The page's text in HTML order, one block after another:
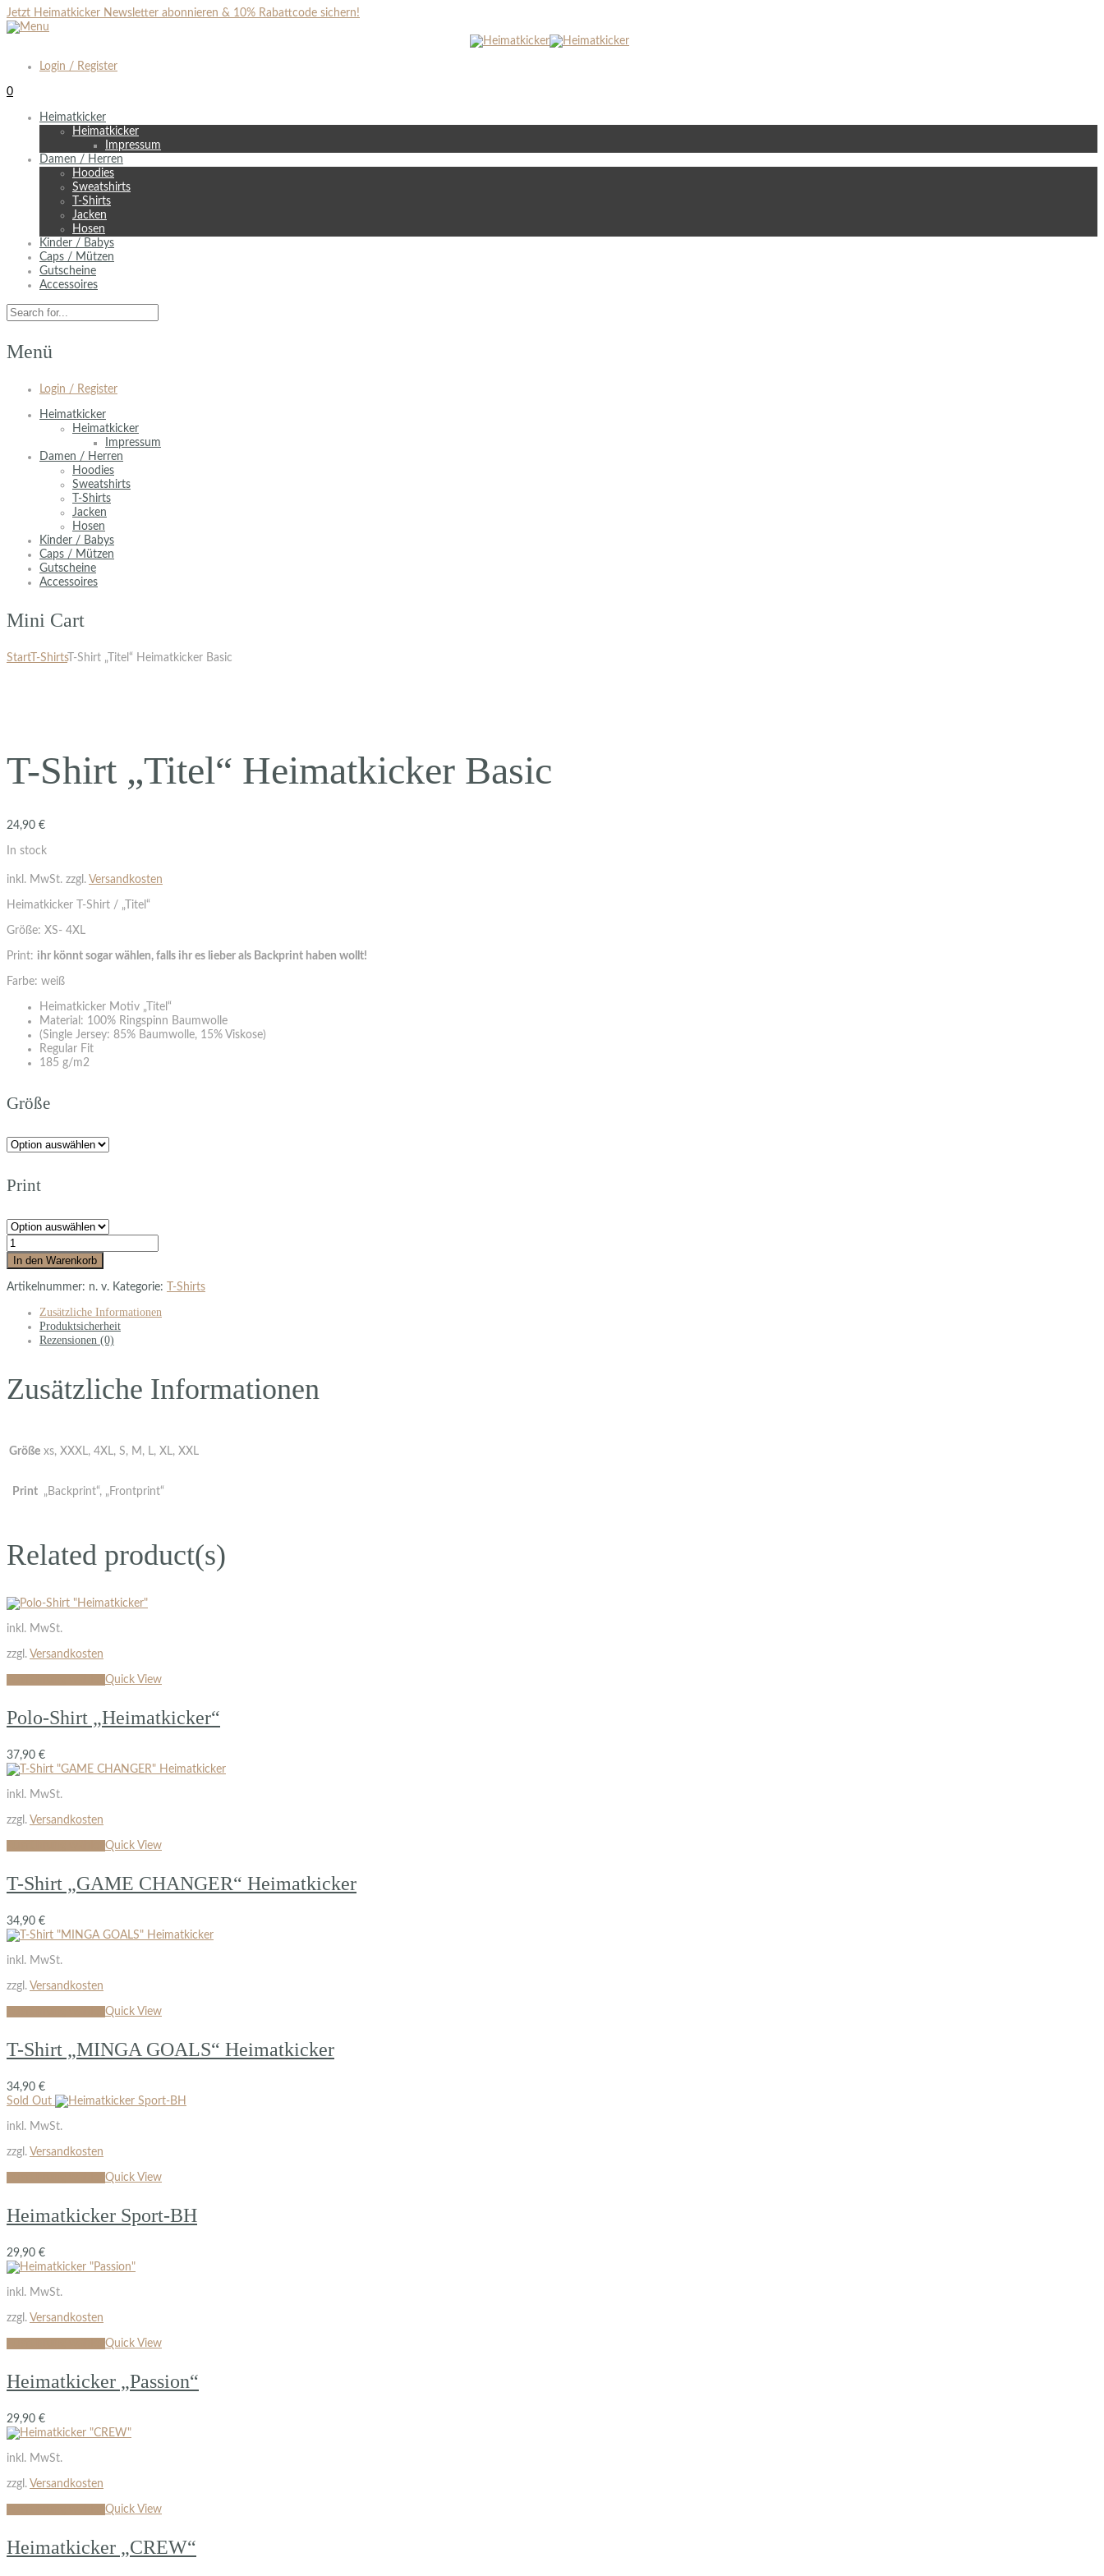
Jetzt Heimatkicker Newsletter abonnieren & 10% Rabattcode sichern!
Login / Register
0
Heimatkicker
Heimatkicker
Impressum
Damen / Herren
Hoodies
Sweatshirts
T-Shirts
Jacken
Hosen
Kinder / Babys
Caps / Mützen
Gutscheine
Accessoires
Menü
Login / Register
Heimatkicker
Heimatkicker
Impressum
Damen / Herren
Hoodies
Sweatshirts
T-Shirts
Jacken
Hosen
Kinder / Babys
Caps / Mützen
Gutscheine
Accessoires
Mini Cart
StartT-ShirtsT-Shirt „Titel“ Heimatkicker Basic
T-Shirt „Titel“ Heimatkicker Basic
24,90 €
In stock
inkl. MwSt. zzgl. Versandkosten
Heimatkicker T-Shirt / „Titel“
Größe: XS- 4XL
Print: ihr könnt sogar wählen, falls ihr es lieber als Backprint haben wollt!
Farbe: weiß
Heimatkicker Motiv „Titel“
Material: 100% Ringspinn Baumwolle
(Single Jersey: 85% Baumwolle, 15% Viskose)
Regular Fit
185 g/m2
Größe
Print
In den Warenkorb
Artikelnummer: n. v. Kategorie: T-Shirts
Zusätzliche Informationen
Produktsicherheit
Rezensionen (0)
Zusätzliche Informationen
Größe xs, XXXL, 4XL, S, M, L, XL, XXL
Print „Backprint“, „Frontprint“
Related product(s)
inkl. MwSt.
zzgl. Versandkosten
Quick View
Polo-Shirt „Heimatkicker“
37,90 €
inkl. MwSt.
zzgl. Versandkosten
Quick View
T-Shirt „GAME CHANGER“ Heimatkicker
34,90 €
inkl. MwSt.
zzgl. Versandkosten
Quick View
T-Shirt „MINGA GOALS“ Heimatkicker
34,90 €
Sold Out
inkl. MwSt.
zzgl. Versandkosten
Quick View
Heimatkicker Sport-BH
29,90 €
inkl. MwSt.
zzgl. Versandkosten
Quick View
Heimatkicker „Passion“
29,90 €
inkl. MwSt.
zzgl. Versandkosten
Quick View
Heimatkicker „CREW“